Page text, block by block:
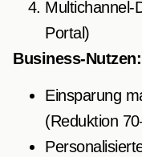
Multichannel-
Portal)
Business-Nutzen:
Einsparung
(Reduktion